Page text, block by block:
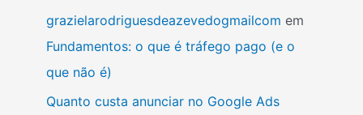
grazielarodriguesdeazevedogmailcom em
Fundamentos: o que é tráfego pago (e o
que não é)
Quanto custa anunciar no Google Ads